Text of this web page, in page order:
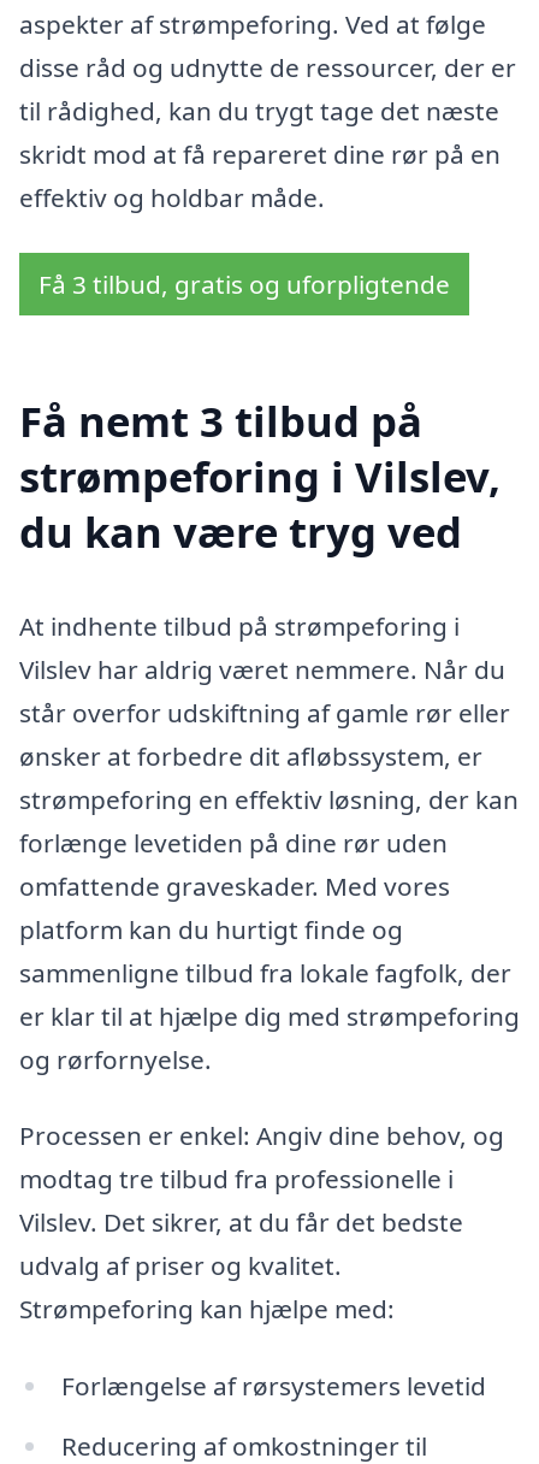
aspekter af strømpeforing. Ved at følge
disse råd og udnytte de ressourcer, der er
til rådighed, kan du trygt tage det næste
skridt mod at få repareret dine rør på en
effektiv og holdbar måde.
Få 3 tilbud, gratis og uforpligtende
Få nemt 3 tilbud på
strømpeforing i Vilslev,
du kan være tryg ved
At indhente tilbud på strømpeforing i
Vilslev har aldrig været nemmere. Når du
står overfor udskiftning af gamle rør eller
ønsker at forbedre dit afløbssystem, er
strømpeforing en effektiv løsning, der kan
forlænge levetiden på dine rør uden
omfattende graveskader. Med vores
platform kan du hurtigt finde og
sammenligne tilbud fra lokale fagfolk, der
er klar til at hjælpe dig med strømpeforing
og rørfornyelse.
Processen er enkel: Angiv dine behov, og
modtag tre tilbud fra professionelle i
Vilslev. Det sikrer, at du får det bedste
udvalg af priser og kvalitet.
Strømpeforing kan hjælpe med:
Forlængelse af rørsystemers levetid
Reducering af omkostninger til